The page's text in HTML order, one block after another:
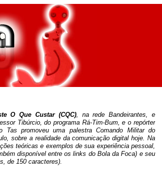
O Que Custar (CQC), na rede Bandeirantes,
e
Tibúrcio, do programa Rá-Tim-Bum, e o repórter
Tas promoveu uma palestra Comando Militar do
sobre a realidade da comunicação digital hoje. Na
teóricas e exemplos de sua experiência pessoal,
disponível entre os links do Bola da Foca) e seu
de 150 caracteres).